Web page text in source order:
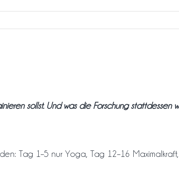
sollst. Und was die Forschung stattdessen
Tag 1–5 nur Yoga, Tag 12–16